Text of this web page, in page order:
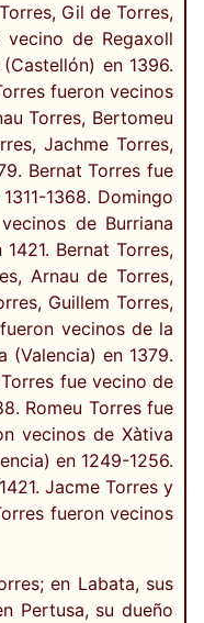
Gil de Torres,
de Regaxoll
en 1396.
fueron vecinos
Torres, Bertomeu
Jachme Torres,
Bernat Torres fue
1368. Domingo
de Burriana
Bernat Torres,
Arnau de Torres,
Guillem Torres,
vecinos de la
(Valencia) en 1379.
fue vecino de
Romeu Torres fue
vecinos de Xàtiva
en 1249-1256.
Jacme Torres y
fueron vecinos
en Labata, sus
Pertusa, su dueño